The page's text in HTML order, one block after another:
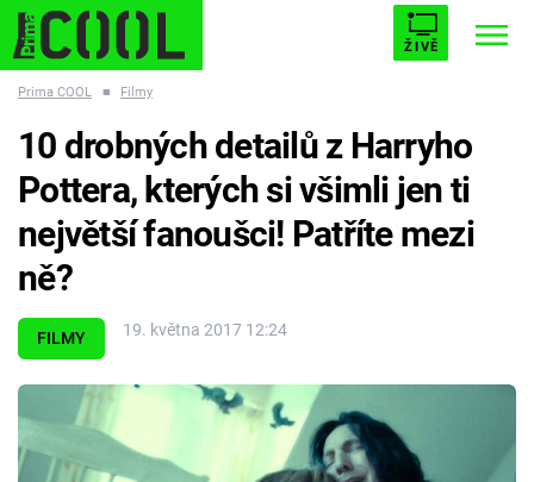
ŽIVĚ
ESCAPE PLNEJ KOTEL AVENGERS 5
Témata
Filmy
Seriály
Prima COOL ■ Filmy
FILMY 19. května 2017 12:24
10 drobných detailů z Harryho
Pottera, kterých si všimli jen ti
největší fanoušci! Patříte mezi
ně?